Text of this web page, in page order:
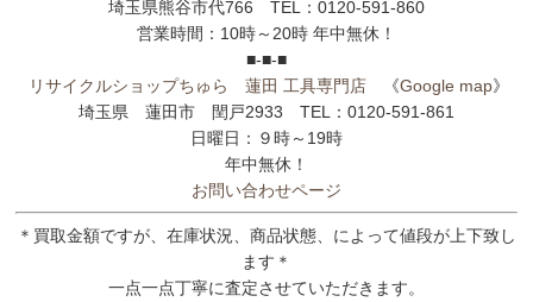
埼玉県熊谷市代766 TEL：0120-591-860
営業時間：10時～20時 年中無休！
■-■-■
リサイクルショップちゅら 蓮田 工具専門店 《Google map》
埼玉県 蓮田市 閏戸2933 TEL：0120-591-861
日曜日：９時～19時
年中無休！
お問い合わせページ
＊買取金額ですが、在庫状況、商品状態、によって値段が上下致し
ます＊
一点一点丁寧に査定させていただきます。